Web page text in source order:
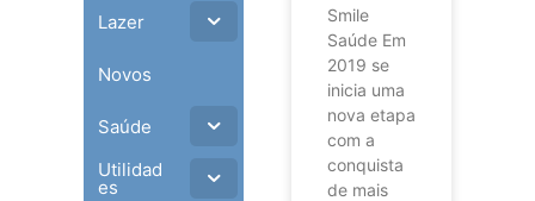
Lazer
Novos
Saúde
Utilidad
es
Smile
Saúde Em
2019 se
inicia uma
nova etapa
com a
conquista
de mais